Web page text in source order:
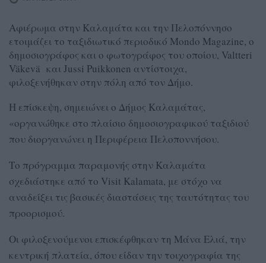
Αφιέρωμα στην Καλαμάτα και την Πελοπόννησο
ετοιμάζει το ταξιδιωτικό περιοδικό Mondo Magazine, ο
δημοσιογράφος και ο φωτογράφος του οποίου, Valtteri
Väkevä και Jussi Puikkonen αντίστοιχα,
φιλοξενήθηκαν στην πόλη από τον Δήμο.
Η επίσκεψη, σημειώνει ο Δήμος Καλαμάτας,
«οργανώθηκε στο πλαίσιο δημοσιογραφικού ταξιδιού
που διοργανώνει η Περιφέρεια Πελοποννήσου.
Το πρόγραμμα παραμονής στην Καλαμάτα
σχεδιάστηκε από το Visit Kalamata, με στόχο να
αναδείξει τις βασικές διαστάσεις της ταυτότητας του
προορισμού.
Οι φιλοξενούμενοι επισκέφθηκαν τη Μάνα Ελιά, την
κεντρική πλατεία, όπου είδαν την τοιχογραφία της